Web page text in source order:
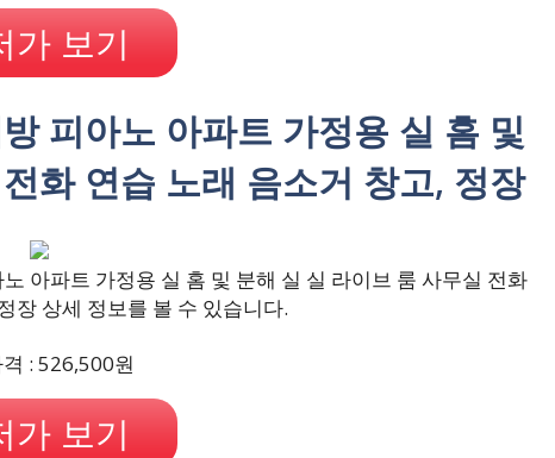
가 보기
피아노 아파트 가정용 실 홈 및
화 연습 노래 음소거 창고, 정장
아파트 가정용 실 홈 및 분해 실 실 라이브 룸 사무실 전화
장 상세 정보를 볼 수 있습니다.
: 526,500원
가 보기